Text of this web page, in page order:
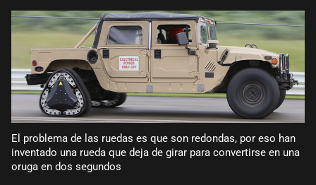
El problema de las ruedas es que son redondas, por eso han
inventado una rueda que deja de girar para convertirse en una
oruga en dos segundos